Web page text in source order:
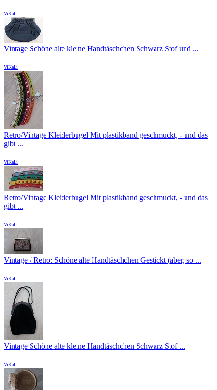
ViKaLi
Vintage Schöne alte kleine Handtäschchen Schwarz Stof und ...
ViKaLi
Retro/Vintage Kleiderbugel Mit plastikband geschmuckt, - und das
gibt ...
ViKaLi
Retro/Vintage Kleiderbugel Mit plastikband geschmuckt, - und das
gibt ...
ViKaLi
Vintage / Retro: Schöne alte Handtäschchen Gestickt (aber, so ...
ViKaLi
Vintage Schöne alte kleine Handtäschchen Schwarz Stof ...
ViKaLi